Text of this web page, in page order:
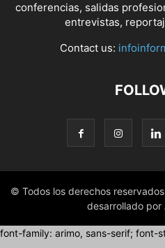
conferencias, salidas
entrevistas,
Contact us:
© Todos los derechos
desarrollado por
font-family: arimo, sans-serif; font-